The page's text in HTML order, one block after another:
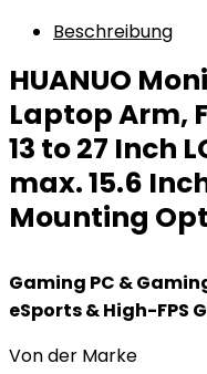
Beschreibung
HUANUO
Laptop Arm,
13 to 27 Inch
max. 15.6
Mounting
Gaming PC &
eSports & High-FPS
Von der Marke